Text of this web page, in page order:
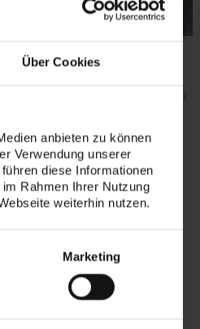
Über Cookies
anbieten zu können
Verwendung unserer
diese Informationen
Rahmen Ihrer Nutzung
weiterhin nutzen.
Marketing
VITA VIONIC
Raggiungete un nuovo livello di